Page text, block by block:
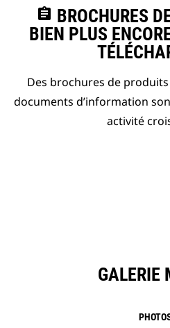
assignment BROCHURES
BIEN PLUS
Des brochures de
documents d’information
activité
GALERIE